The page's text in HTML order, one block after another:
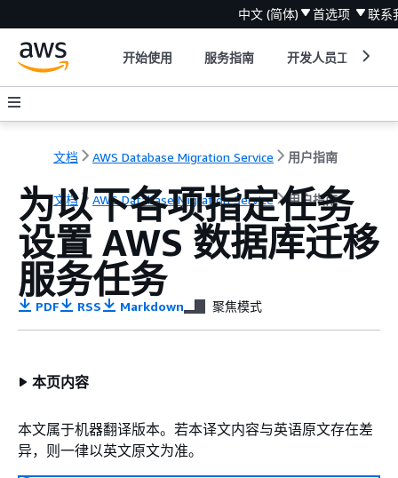
中文 (简体) 首选项 联系
开始使用 服务指南 开发人员工具
文档 AWS Database Migration Service 用户指南
文档 AWS Database Migration Service 用户指南
为以下各项指定任务
设置 AWS 数据库迁移
服务任务
PDF RSS Markdown 聚焦模式
本页内容
本文属于机器翻译版本。若本译文内容与英语原文存在差
异，则一律以英文原文为准。